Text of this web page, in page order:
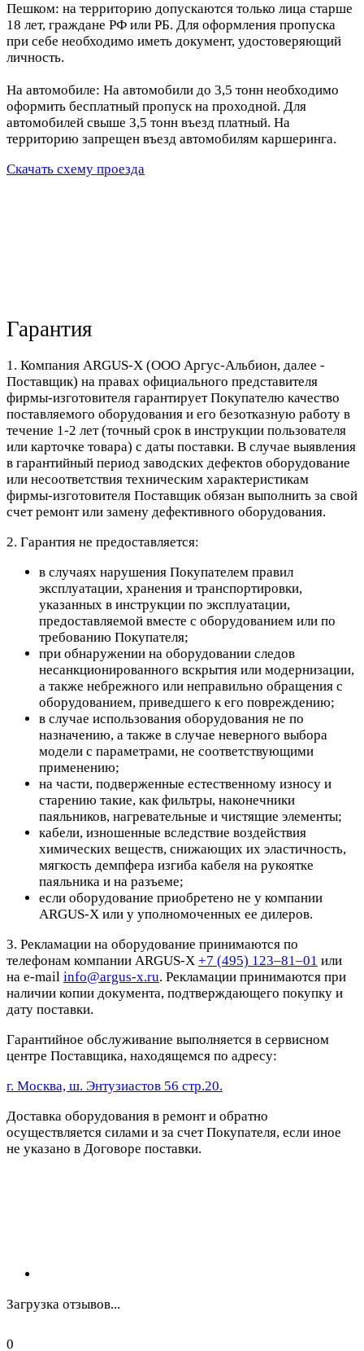
Пешком: на территорию допускаются только лица старше
18 лет, граждане РФ или РБ. Для оформления пропуска
при себе необходимо иметь документ, удостоверяющий
личность.
На автомобиле: На автомобили до 3,5 тонн необходимо
оформить бесплатный пропуск на проходной. Для
автомобилей свыше 3,5 тонн въезд платный. На
территорию запрещен въезд автомобилям каршеринга.
Скачать схему проезда
Гарантия
1. Компания ARGUS-X (ООО Аргус-Альбион, далее -
Поставщик) на правах официального представителя
фирмы-изготовителя гарантирует Покупателю качество
поставляемого оборудования и его безотказную работу в
течение 1-2 лет (точный срок в инструкции пользователя
или карточке товара) с даты поставки. В случае выявления
в гарантийный период заводских дефектов оборудование
или несоответствия техническим характеристикам
фирмы-изготовителя Поставщик обязан выполнить за свой
счет ремонт или замену дефективного оборудования.
2. Гарантия не предоставляется:
в случаях нарушения Покупателем правил
эксплуатации, хранения и транспортировки,
указанных в инструкции по эксплуатации,
предоставляемой вместе с оборудованием или по
требованию Покупателя;
при обнаружении на оборудовании следов
несанкционированного вскрытия или модернизации,
а также небрежного или неправильно обращения с
оборудованием, приведшего к его повреждению;
в случае использования оборудования не по
назначению, а также в случае неверного выбора
модели с параметрами, не соответствующими
применению;
на части, подверженные естественному износу и
старению такие, как фильтры, наконечники
паяльников, нагревательные и чистящие элементы;
кабели, изношенные вследствие воздействия
химических веществ, снижающих их эластичность,
мягкость демпфера изгиба кабеля на рукоятке
паяльника и на разъеме;
если оборудование приобретено не у компании
ARGUS-X или у уполномоченных ее дилеров.
3. Рекламации на оборудование принимаются по
телефонам компании ARGUS-X +7 (495) 123–81–01 или
на e-mail info@argus-x.ru. Рекламации принимаются при
наличии копии документа, подтверждающего покупку и
дату поставки.
Гарантийное обслуживание выполняется в сервисном
центре Поставщика, находящемся по адресу:
г. Москва, ш. Энтузиастов 56 стр.20.
Доставка оборудования в ремонт и обратно
осуществляется силами и за счет Покупателя, если иное
не указано в Договоре поставки.
Загрузка отзывов...
0